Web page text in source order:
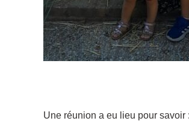
Une réunion a eu lieu pour